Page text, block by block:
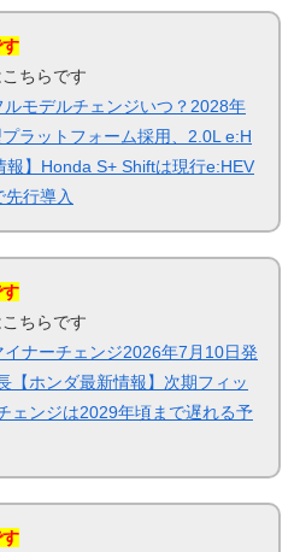
ちらです
モデルチェンジいつ？2028年
ラットフォーム採用、2.0L e:H
報】Honda S+ Shiftは現行e:HEV
行導入
ちらです
ナーチェンジ2026年7月10日発
【ホンダ最新情報】次期フィッ
ェンジは2029年頃まで遅れる予